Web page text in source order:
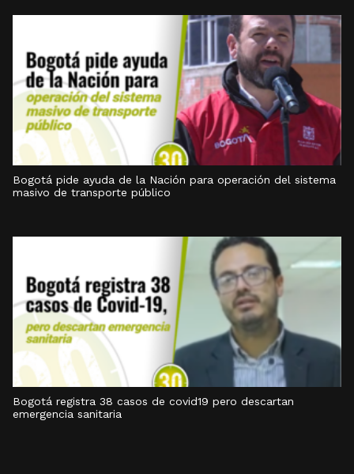
Bogotá pide ayuda de la Nación para operación del sistema
masivo de transporte público
Bogotá registra 38 casos de covid19 pero descartan
emergencia sanitaria